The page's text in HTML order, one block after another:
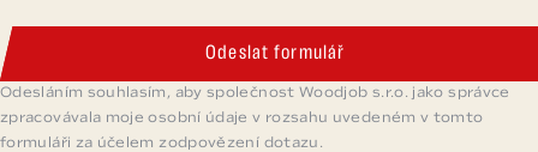
Odeslat formulář
Odesláním souhlasím, aby společnost Woodjob s.r.o. jako správce
zpracovávala moje osobní údaje v rozsahu uvedeném v tomto
formuláři za účelem zodpovězení dotazu.